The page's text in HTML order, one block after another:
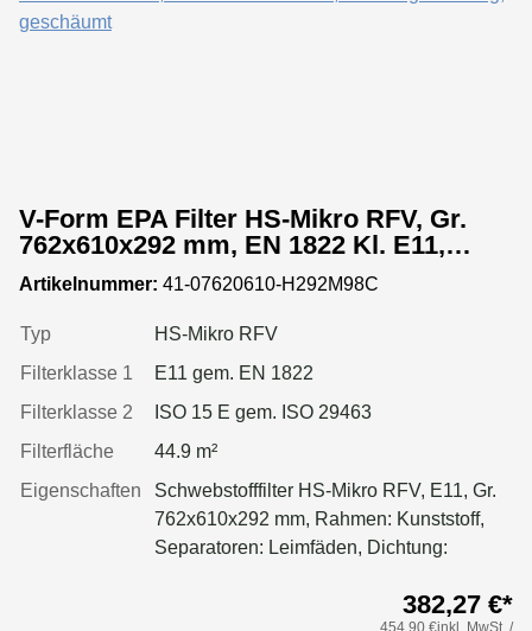
V-Form EPA Filter HS-Mikro RFV, Gr.
762x610x292 mm, EN 1822 Kl. E11,
Rahmen: Kunststoff, Dichtung:
einseitig, geschäumt
Artikelnummer: 41-07620610-H292M98C
Typ
HS-Mikro RFV
Filterklasse 1
E11 gem. EN 1822
Filterklasse 2
ISO 15 E gem. ISO 29463
Filterfläche
44.9 m²
Eigenschaften
Schwebstofffilter HS-Mikro RFV, E11, Gr.
762x610x292 mm, Rahmen: Kunststoff,
Separatoren: Leimfäden, Dichtung:
Luftmenge, geringeren Druckverlust &
382,27 €*
454,90 €inkl. MwSt. /